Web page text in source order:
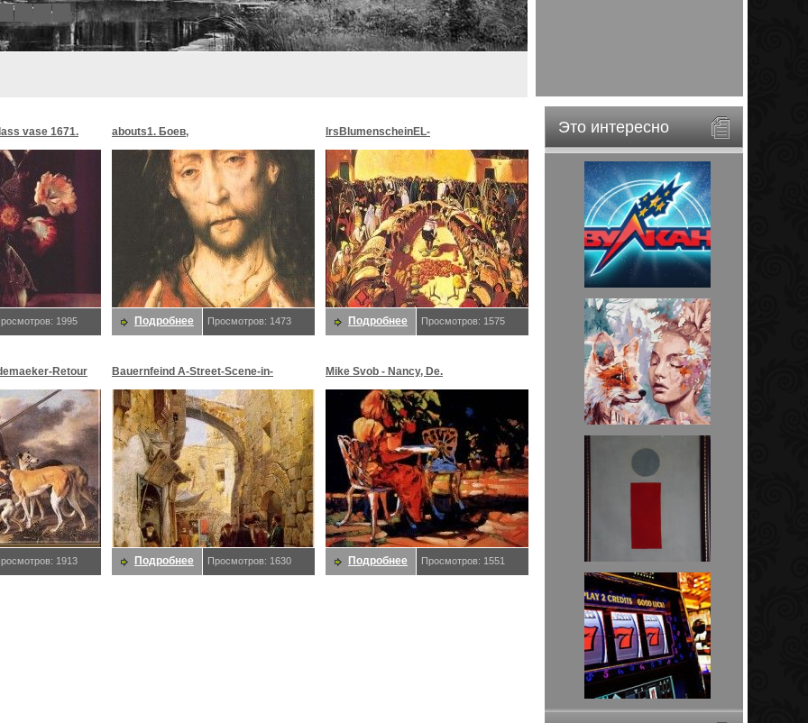
8
Это интересно
vase 1671.
1995
abouts1. Боев,
Подробнее Просмотров: 1473
lrsBlumenscheinEL-
MoonMorningstar&EveStar.
Blumenschein,
Подробнее Просмотров: 1575
Retour
1913
Bauernfeind A-Street-Scene-in-
Jerusalem-sj. Bauernfeind,
Подробнее Просмотров: 1630
Mike Svob - Nancy, De.
Подробнее Просмотров: 1551